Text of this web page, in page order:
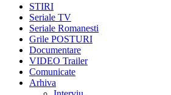
STIRI
Seriale TV
Seriale Romanesti
Grile POSTURI
Documentare
VIDEO Trailer
Comunicate
Arhiva